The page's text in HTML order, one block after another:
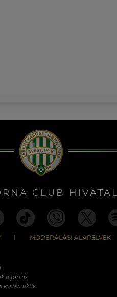
CLUB
MODERÁLÁSI ALAPELVEK
a forrás
esetén aktív